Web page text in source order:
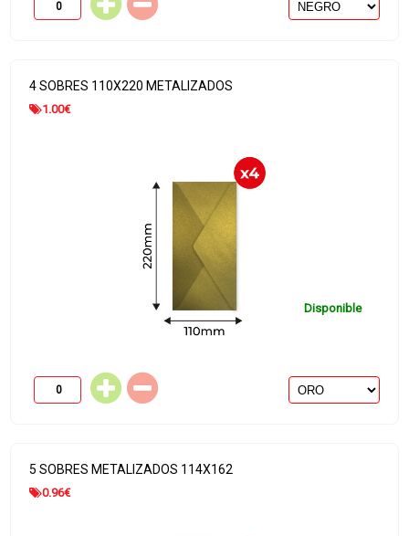
4 SOBRES 110X220 METALIZADOS
1.00€
Disponible
5 SOBRES METALIZADOS 114X162
0.96€